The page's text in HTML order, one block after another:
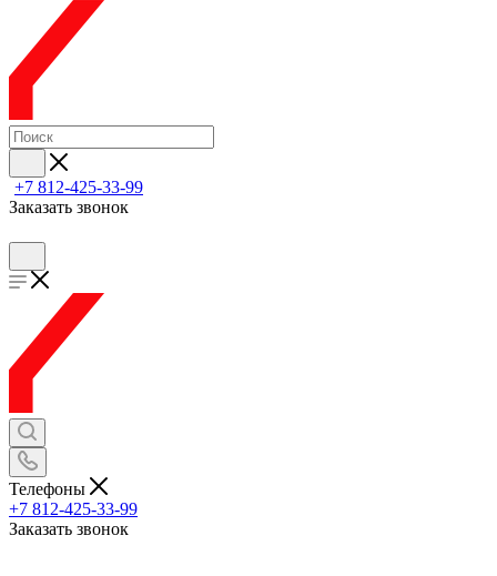
+7 812-425-33-99
Заказать звонок
Телефоны
+7 812-425-33-99
Заказать звонок